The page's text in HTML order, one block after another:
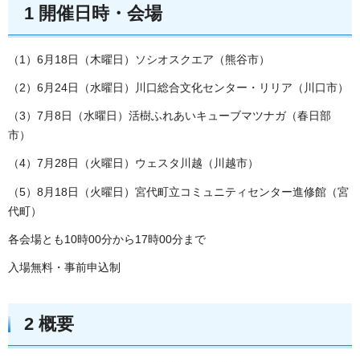
1 開催日時・会場
（1）6月18日（木曜日）ソシオスクエア（熊谷市）
（2）6月24日（水曜日）川口総合文化センター・リリア（川口市）
（3）7月8日（水曜日）活樹ふれあいキューブマツナガ（春日部
市）
（4）7月28日（火曜日）ウェスタ川越（川越市）
（5）8月18日（火曜日）宮代町立コミュニティセンター進修館（宮
代町）
各会場とも10時00分から17時00分まで
入場無料・事前申込制
2 概要